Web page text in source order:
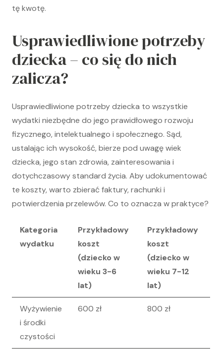
tę kwotę.
Usprawiedliwione potrzeby
dziecka – co się do nich
zalicza?
Usprawiedliwione potrzeby dziecka to wszystkie
wydatki niezbędne do jego prawidłowego rozwoju
fizycznego, intelektualnego i społecznego. Sąd,
ustalając ich wysokość, bierze pod uwagę wiek
dziecka, jego stan zdrowia, zainteresowania i
dotychczasowy standard życia. Aby udokumentować
te koszty, warto zbierać faktury, rachunki i
potwierdzenia przelewów. Co to oznacza w praktyce?
Kategoria
wydatku
Przykładowy
koszt
(dziecko w
wieku 3-6
lat)
Przykładowy
koszt
(dziecko w
wieku 7-12
lat)
Wyżywienie
i środki
czystości
600 zł 800 zł